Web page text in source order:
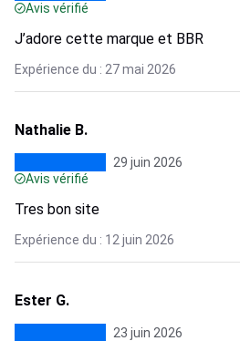
Avis vérifié
J’adore cette marque et BBR
Expérience du : 27 mai 2026
Nathalie B.
29 juin 2026
Avis vérifié
Tres bon site
Expérience du : 12 juin 2026
Ester G.
23 juin 2026